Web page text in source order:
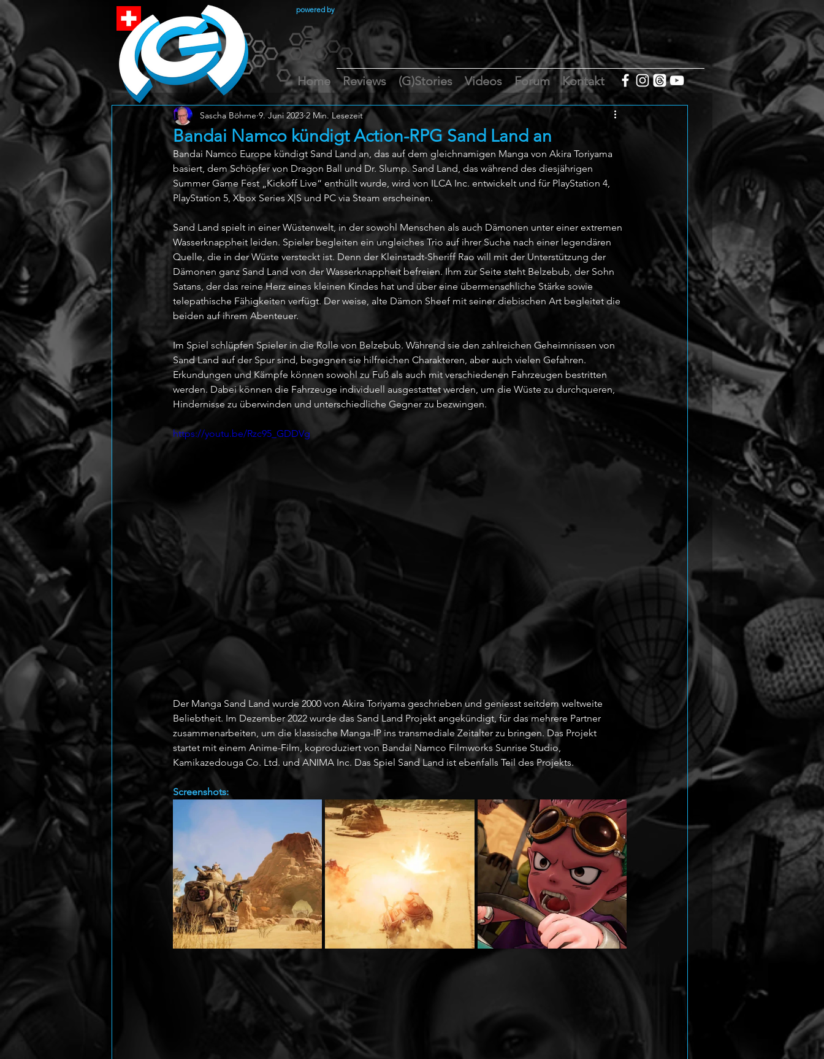
powered by
Home Reviews (G)Stories Videos Forum Kontakt
Bandai Namco kündigt Action-RPG Sand Land an
Sascha Böhme 9. Juni 2023 2 Min. Lesezeit
Bandai Namco Europe kündigt Sand Land an, das auf dem gleichnamigen Manga von Akira Toriyama
basiert, dem Schöpfer von Dragon Ball und Dr. Slump. Sand Land, das während des diesjährigen
Summer Game Fest „Kickoff Live“ enthüllt wurde, wird von ILCA Inc. entwickelt und für PlayStation 4,
PlayStation 5, Xbox Series X|S und PC via Steam erscheinen.
Sand Land spielt in einer Wüstenwelt, in der sowohl Menschen als auch Dämonen unter einer extremen
Wasserknappheit leiden. Spieler begleiten ein ungleiches Trio auf ihrer Suche nach einer legendären
Quelle, die in der Wüste versteckt ist. Denn der Kleinstadt-Sheriff Rao will mit der Unterstützung der
Dämonen ganz Sand Land von der Wasserknappheit befreien. Ihm zur Seite steht Belzebub, der Sohn
Satans, der das reine Herz eines kleinen Kindes hat und über eine übermenschliche Stärke sowie
telepathische Fähigkeiten verfügt. Der weise, alte Dämon Sheef mit seiner diebischen Art begleitet die
beiden auf ihrem Abenteuer.
Im Spiel schlüpfen Spieler in die Rolle von Belzebub. Während sie den zahlreichen Geheimnissen von
Sand Land auf der Spur sind, begegnen sie hilfreichen Charakteren, aber auch vielen Gefahren.
Erkundungen und Kämpfe können sowohl zu Fuß als auch mit verschiedenen Fahrzeugen bestritten
werden. Dabei können die Fahrzeuge individuell ausgestattet werden, um die Wüste zu durchqueren,
Hindernisse zu überwinden und unterschiedliche Gegner zu bezwingen.
https://youtu.be/Rzc95_GDDVg
Der Manga Sand Land wurde 2000 von Akira Toriyama geschrieben und geniesst seitdem weltweite
Beliebtheit. Im Dezember 2022 wurde das Sand Land Projekt angekündigt, für das mehrere Partner
zusammenarbeiten, um die klassische Manga-IP ins transmediale Zeitalter zu bringen. Das Projekt
startet mit einem Anime-Film, koproduziert von Bandai Namco Filmworks Sunrise Studio,
Kamikazedouga Co. Ltd. und ANIMA Inc. Das Spiel Sand Land ist ebenfalls Teil des Projekts.
Screenshots: